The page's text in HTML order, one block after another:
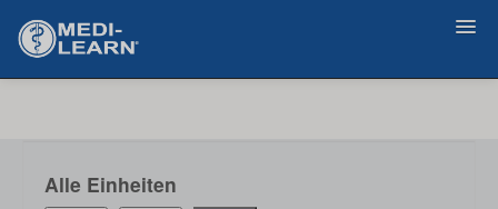
Alle Einheiten